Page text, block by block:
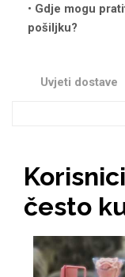
Gdje mogu
pošiljku?
Uvjeti dostave
često
Quotes Collection